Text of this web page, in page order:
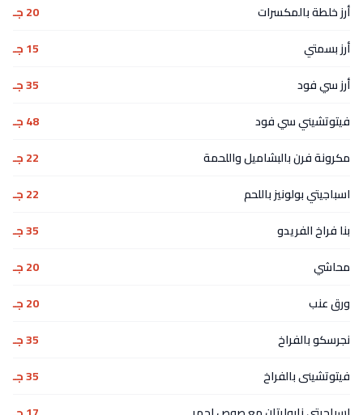
أرز خلطة بالمكسرات
20 جـ
أرز بسمتي
15 جـ
أرز سي فود
35 جـ
فيتوتشيني سي فود
48 جـ
مكرونة فرن بالبشاميل واللحمة
22 جـ
اسباجيتي بولونيز باللحم
22 جـ
بنا فراخ الفريدو
35 جـ
محاشي
20 جـ
ورق عنب
20 جـ
نجرسكو بالفراخ
35 جـ
فيتوتشينى بالفراخ
35 جـ